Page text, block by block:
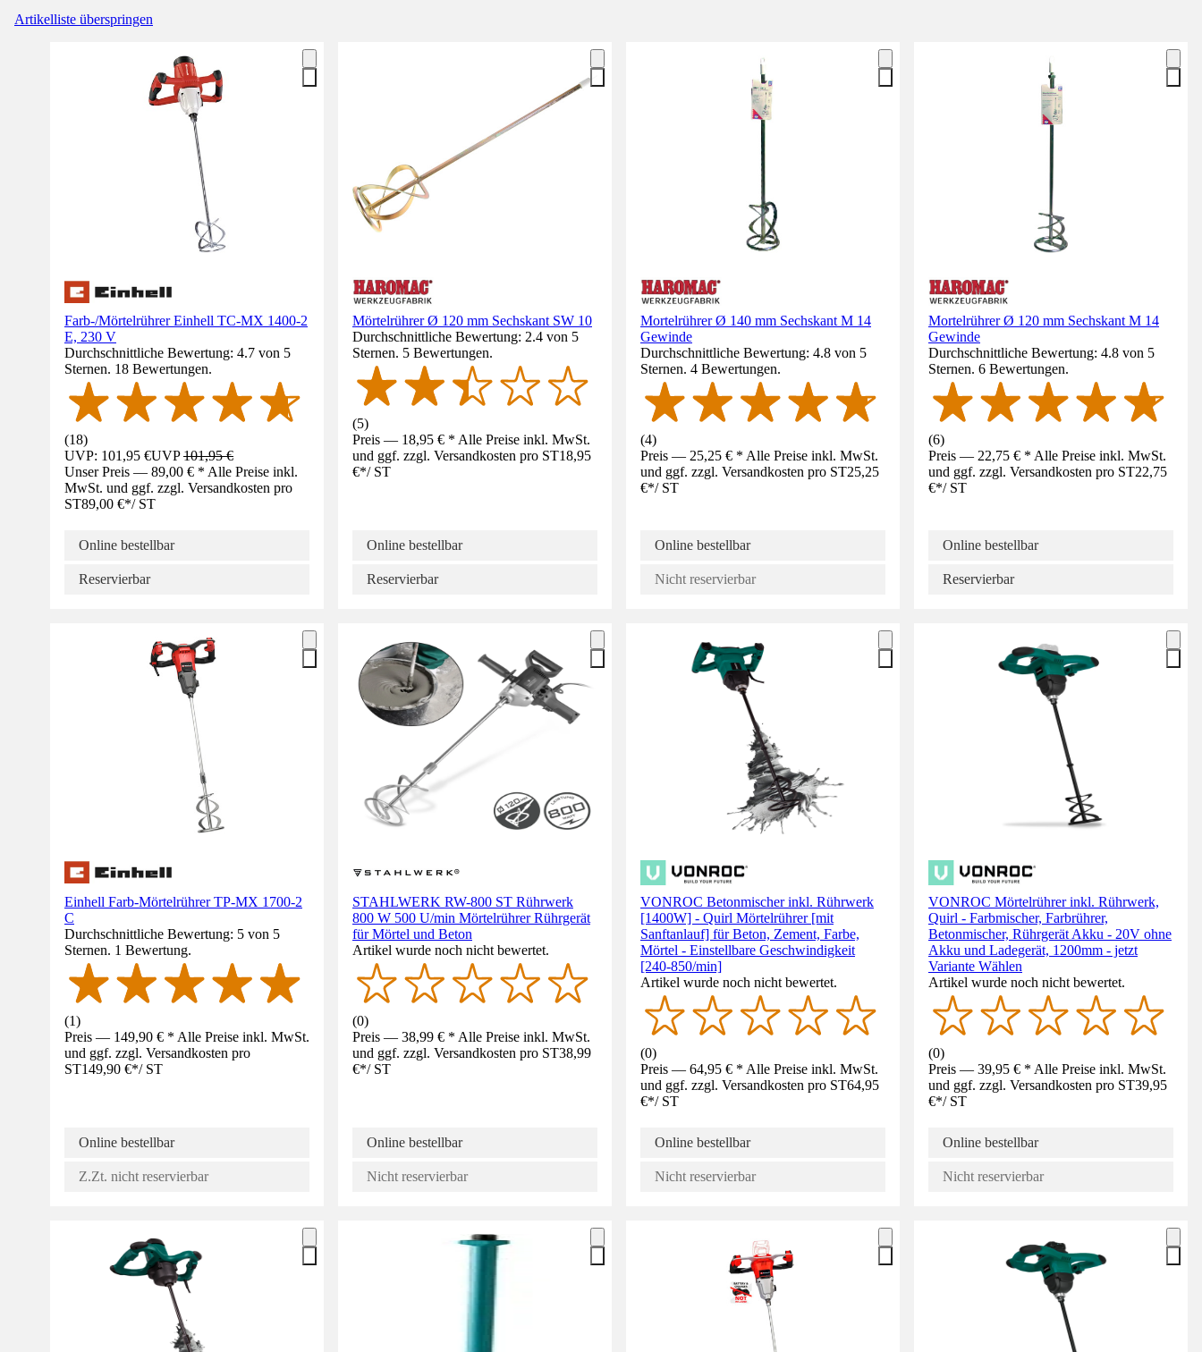
Artikelliste überspringen
Farb-/Mörtelrührer Einhell TC-MX 1400-2
E, 230 V
Durchschnittliche Bewertung: 4.7 von 5
Sternen. 18 Bewertungen.
(18)
UVP: 101,95 €UVP101,95 €
Unser Preis — 89,00 € * Alle Preise inkl.
MwSt. und ggf. zzgl. Versandkosten pro
ST89,00 €*/ ST
Online bestellbar
Reservierbar
Mörtelrührer Ø 120 mm Sechskant SW 10
Durchschnittliche Bewertung: 2.4 von 5
Sternen. 5 Bewertungen.
(5)
Preis — 18,95 € * Alle Preise inkl. MwSt.
und ggf. zzgl. Versandkosten pro ST18,95
€*/ ST
Online bestellbar
Reservierbar
Mortelrührer Ø 140 mm Sechskant M 14
Gewinde
Durchschnittliche Bewertung: 4.8 von 5
Sternen. 4 Bewertungen.
(4)
Preis — 25,25 € * Alle Preise inkl. MwSt.
und ggf. zzgl. Versandkosten pro ST25,25
€*/ ST
Online bestellbar
Nicht reservierbar
Mortelrührer Ø 120 mm Sechskant M 14
Gewinde
Durchschnittliche Bewertung: 4.8 von 5
Sternen. 6 Bewertungen.
(6)
Preis — 22,75 € * Alle Preise inkl. MwSt.
und ggf. zzgl. Versandkosten pro ST22,75
€*/ ST
Online bestellbar
Reservierbar
Einhell Farb-Mörtelrührer TP-MX 1700-2
C
Durchschnittliche Bewertung: 5 von 5
Sternen. 1 Bewertung.
(1)
Preis — 149,90 € * Alle Preise inkl. MwSt.
und ggf. zzgl. Versandkosten pro
ST149,90 €*/ ST
Online bestellbar
Z.Zt. nicht reservierbar
STAHLWERK RW-800 ST Rührwerk
800 W 500 U/min Mörtelrührer Rührgerät
für Mörtel und Beton
Artikel wurde noch nicht bewertet.
(0)
Preis — 38,99 € * Alle Preise inkl. MwSt.
und ggf. zzgl. Versandkosten pro ST38,99
€*/ ST
Online bestellbar
Nicht reservierbar
VONROC Betonmischer inkl. Rührwerk
[1400W] - Quirl Mörtelrührer [mit
Sanftanlauf] für Beton, Zement, Farbe,
Mörtel - Einstellbare Geschwindigkeit
[240-850/min]
Artikel wurde noch nicht bewertet.
(0)
Preis — 64,95 € * Alle Preise inkl. MwSt.
und ggf. zzgl. Versandkosten pro ST64,95
€*/ ST
Online bestellbar
Nicht reservierbar
VONROC Mörtelrührer inkl. Rührwerk,
Quirl - Farbmischer, Farbrührer,
Betonmischer, Rührgerät Akku - 20V ohne
Akku und Ladegerät, 1200mm - jetzt
Variante Wählen
Artikel wurde noch nicht bewertet.
(0)
Preis — 39,95 € * Alle Preise inkl. MwSt.
und ggf. zzgl. Versandkosten pro ST39,95
€*/ ST
Online bestellbar
Nicht reservierbar